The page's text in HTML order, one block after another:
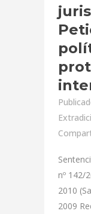
nº 142/
2010
2009